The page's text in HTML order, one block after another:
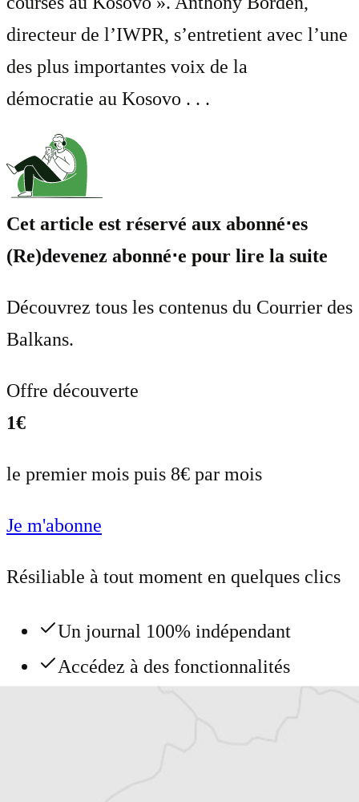
directeur de l’IWPR, s’entretient avec l’une
des plus importantes voix de la
démocratie au Kosovo . . .
Cet article est réservé aux abonné⋅es
(Re)devenez abonné⋅e pour lire la suite
Découvrez tous les contenus du Courrier des
Balkans.
Offre découverte
1€
le premier mois puis 8€ par mois
Je m'abonne
Résiliable à tout moment en quelques clics
Un journal 100% indépendant
Accédez à des fonctionnalités